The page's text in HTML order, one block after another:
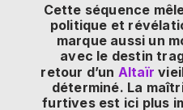
Cette séquence
politique et
marque aussi un
avec le destin
retour d’un Altaïr
déterminé. La
furtives est ici plus